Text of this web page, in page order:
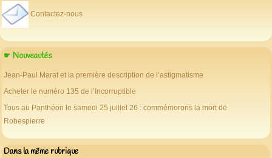
Contactez-nous
☛ Nouveautés
Jean-Paul Marat et la première description de l’astigmatisme
Acheter le numéro 135 de l’Incorruptible
Tous au Panthéon le samedi 25 juillet 26 : commémorons la mort de
Robespierre
Dans la même rubrique